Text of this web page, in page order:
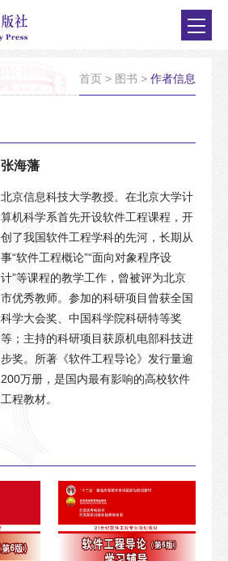
首页 > 图书 > 作者信息
张海藩
北京信息科技大学教授。在北京大学计
算机科学系首先开设软件工程课程，开
创了我国软件工程学科的先河，长期从
事“软件工程概论”“面向对象程序设
计”等课程的教学工作，曾被评为北京
市优秀教师。参加的科研项目曾获全国
科学大会奖、中国科学院科研特等奖
等；主持的科研项目获原机电部科技进
步奖。所著《软件工程导论》发行量逾
200万册，是国内最有影响的高校软件
工程教材。